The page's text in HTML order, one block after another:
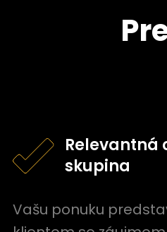
Relevantná
skupina
Vašu ponuku